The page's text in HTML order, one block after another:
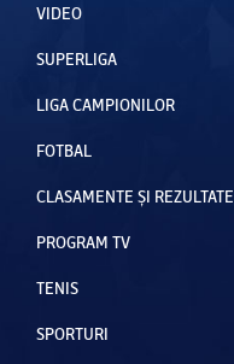
VIDEO
SUPERLIGA
LIGA CAMPIONILOR
FOTBAL
CLASAMENTE ȘI REZULTATE
PROGRAM TV
TENIS
SPORTURI